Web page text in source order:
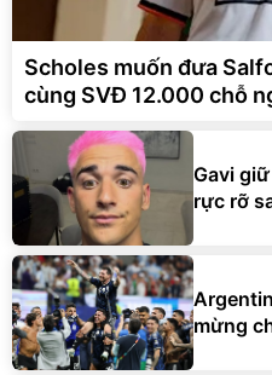
Scholes muốn đưa
cùng SVĐ 12.000 chỗ
Gavi
rực rỡ
mừng